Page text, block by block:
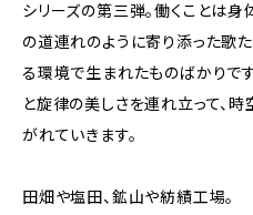
シリーズの第三弾。働くことは
の道連れのように寄り添った歌
る環境で生まれたものばかりで
と旋律の美しさを連れ立って、
がれていきます。
田畑や塩田、鉱山や紡績工場。